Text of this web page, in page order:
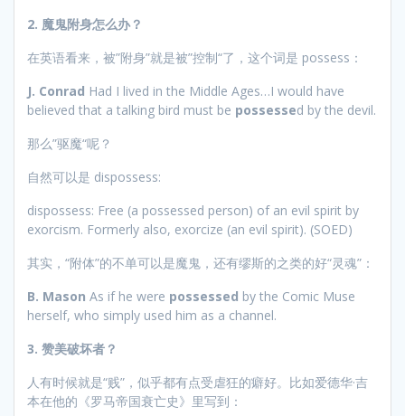
2. 魔鬼附身怎么办？
在英语看来，被”附身”就是被”控制“了，这个词是 possess：
J. Conrad Had I lived in the Middle Ages…I would have
believed that a talking bird must be possessed by the devil.
那么”驱魔“呢？
自然可以是 dispossess:
dispossess: Free (a possessed person) of an evil spirit by
exorcism. Formerly also, exorcize (an evil spirit). (SOED)
其实，“附体”的不单可以是魔鬼，还有缪斯的之类的好“灵魂”：
B. Mason As if he were possessed by the Comic Muse
herself, who simply used him as a channel.
3. 赞美破坏者？
人有时候就是“贱”，似乎都有点受虐狂的癖好。比如爱德华·吉
本在他的《罗马帝国衰亡史》里写到：